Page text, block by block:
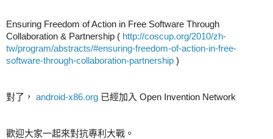
Ensuring Freedom of Action in Free Software Through
Collaboration & Partnership ( http://coscup.org/2010/zh-
tw/program/abstracts/#ensuring-freedom-of-action-in-free-
software-through-collaboration-partnership )
對了， android-x86.org 已經加入 Open Invention Network
歡迎大家一起來對抗專利大戰。